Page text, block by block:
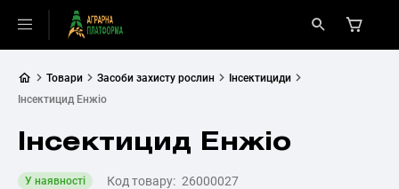
Товари Засоби захисту рослин
Інсектициди
Інсектицид Енжіо
Інсектицид Енжіо
У наявності Код товару: 26000027